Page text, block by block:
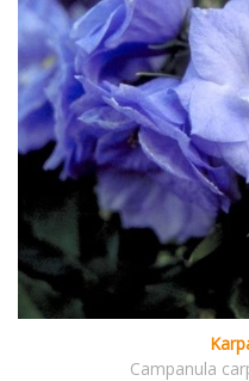
Campanula